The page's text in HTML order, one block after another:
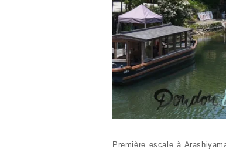
Première escale à